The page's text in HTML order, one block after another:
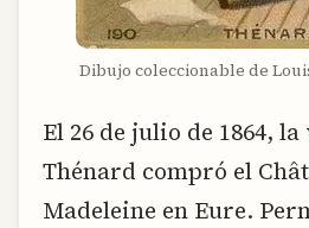
Dibujo coleccionable de
El 26 de julio de 1864,
Thénard compró el
Madeleine en Eure.